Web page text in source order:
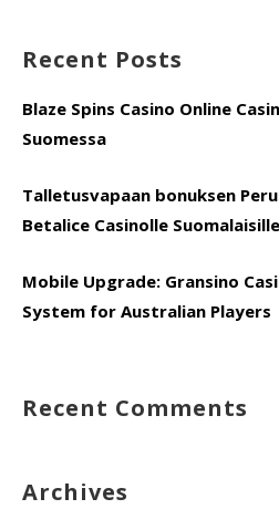
Recent Posts
Blaze Spins Casino Online
Suomessa
Talletusvapaan bonuksen
Betalice Casinolle
Mobile Upgrade: Gransino
System for Australian Players
Recent Comments
Archives